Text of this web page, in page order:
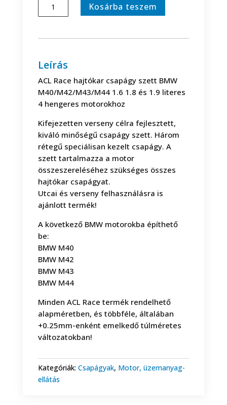
M40
M43
M44
ACL
Race
hajtókar
csapágy
szett
mennyiség
Kosárba teszem
Leírás
ACL Race hajtókar csapágy szett BMW
M40/M42/M43/M44 1.6 1.8 és 1.9 literes
4 hengeres motorokhoz
Kifejezetten verseny célra fejlesztett,
kiváló minőségű csapágy szett. Három
rétegű speciálisan kezelt csapágy. A
szett tartalmazza a motor
összeszereléséhez szükséges összes
hajtókar csapágyat.
Utcai és verseny felhasználásra is
ajánlott termék!
A következő BMW motorokba építhető
be:
BMW M40
BMW M42
BMW M43
BMW M44
Minden ACL Race termék rendelhető
alapméretben, és többféle, általában
+0.25mm-enként emelkedő túlméretes
változatokban!
Kategóriák: Csapágyak, Motor, üzemanyag-
ellátás